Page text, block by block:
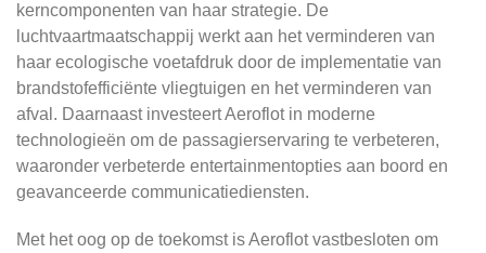
kerncomponenten van haar strategie. De
luchtvaartmaatschappij werkt aan het verminderen van
haar ecologische voetafdruk door de implementatie van
brandstofefficiënte vliegtuigen en het verminderen van
afval. Daarnaast investeert Aeroflot in moderne
technologieën om de passagierservaring te verbeteren,
waaronder verbeterde entertainmentopties aan boord en
geavanceerde communicatiediensten.
Met het oog op de toekomst is Aeroflot vastbesloten om